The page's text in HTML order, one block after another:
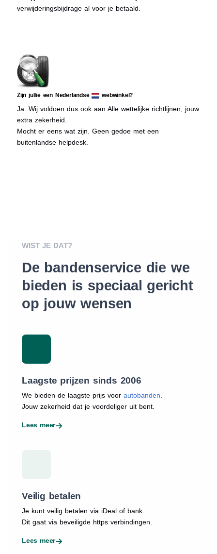
verwijderingsbijdrage al voor je betaald.
Zijn jullie een Nederlandse webwinkel?
Ja. Wij voldoen dus ook aan Alle wettelijke richtlijnen, jouw
extra zekerheid.
Mocht er eens wat zijn. Geen gedoe met een
buitenlandse helpdesk.
WIST JE DAT?
De bandenservice die we
bieden is speciaal gericht
op jouw wensen
Laagste prijzen sinds 2006
We bieden de laagste prijs voor autobanden
Jouw zekerheid dat je voordeliger uit bent.
Lees meer
Veilig betalen
Je kunt veilig betalen via iDeal of bank.
Dit gaat via beveiligde https verbindingen.
Lees meer